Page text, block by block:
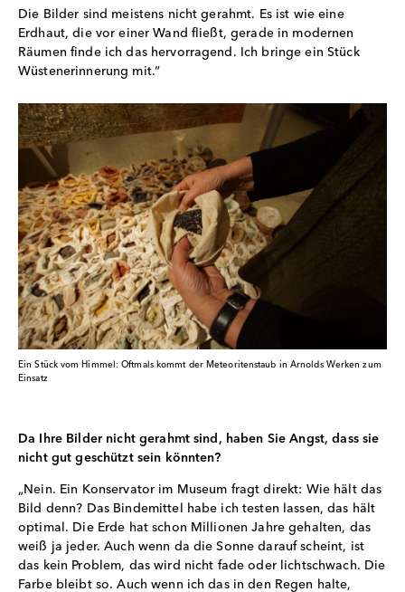
Die Bilder sind meistens nicht gerahmt. Es ist wie eine
Erdhaut, die vor einer Wand fließt, gerade in modernen
Räumen finde ich das hervorragend. Ich bringe ein Stück
Wüstenerinnerung mit.“
Ein Stück vom Himmel: Oftmals kommt der Meteoritenstaub in Arnolds Werken zum
Einsatz
Da Ihre Bilder nicht gerahmt sind, haben Sie Angst, dass sie
nicht gut geschützt sein könnten?
„Nein. Ein Konservator im Museum fragt direkt: Wie hält das
Bild denn? Das Bindemittel habe ich testen lassen, das hält
optimal. Die Erde hat schon Millionen Jahre gehalten, das
weiß ja jeder. Auch wenn da die Sonne darauf scheint, ist
das kein Problem, das wird nicht fade oder lichtschwach. Die
Farbe bleibt so. Auch wenn ich das in den Regen halte,